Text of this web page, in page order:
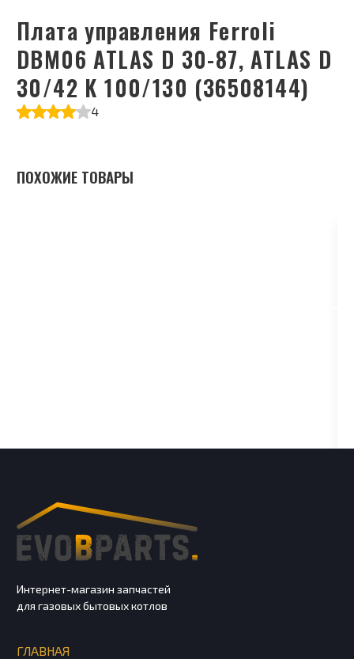
Плата управления Ferroli
DBM06 ATLAS D 30-87, ATLAS D
30/42 K 100/130 (36508144)
4
ПОХОЖИЕ ТОВАРЫ
Интернет-магазин запчастей
для газовых бытовых котлов
ГЛАВНАЯ